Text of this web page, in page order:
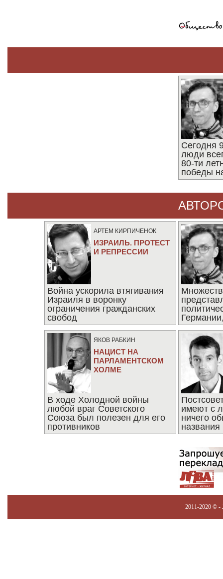
Сегодня
люди
80-ти
победы
АРТЕМ КИРПИЧЕНОК
ИЗРАИЛЬ. ПРОТЕСТ
И РЕПРЕССИИ
Война ускорила втягивания
Израиля в воронку
ограничения гражданских
свобод
ЯКОВ РАБКИН
НАЦИСТ НА
ПАРЛАМЕНТСКОМ
ХОЛМЕ
В ходе Холодной войны
любой враг Советского
Союза был полезен для его
противников
имеют с
ничего
названия
2011-2020 © -